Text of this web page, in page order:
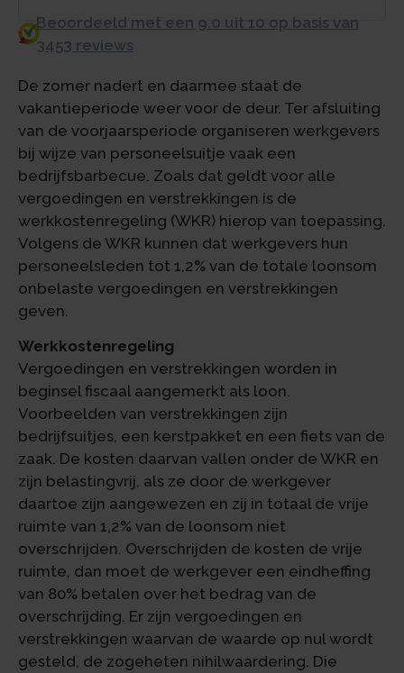
Beoordeeld met een 9.0 uit 10 op basis van
3453 reviews
De zomer nadert en daarmee staat de
vakantieperiode weer voor de deur. Ter afsluiting
van de voorjaarsperiode organiseren werkgevers
bij wijze van personeelsuitje vaak een
bedrijfsbarbecue. Zoals dat geldt voor alle
vergoedingen en verstrekkingen is de
werkkostenregeling (WKR) hierop van toepassing.
Volgens de WKR kunnen dat werkgevers hun
personeelsleden tot 1,2% van de totale loonsom
onbelaste vergoedingen en verstrekkingen
geven.
Werkkostenregeling
Vergoedingen en verstrekkingen worden in
beginsel fiscaal aangemerkt als loon.
Voorbeelden van verstrekkingen zijn
bedrijfsuitjes, een kerstpakket en een fiets van de
zaak. De kosten daarvan vallen onder de WKR en
zijn belastingvrij, als ze door de werkgever
daartoe zijn aangewezen en zij in totaal de vrije
ruimte van 1,2% van de loonsom niet
overschrijden. Overschrijden de kosten de vrije
ruimte, dan moet de werkgever een eindheffing
van 80% betalen over het bedrag van de
overschrijding. Er zijn vergoedingen en
verstrekkingen waarvan de waarde op nul wordt
gesteld, de zogeheten nihilwaardering. Die